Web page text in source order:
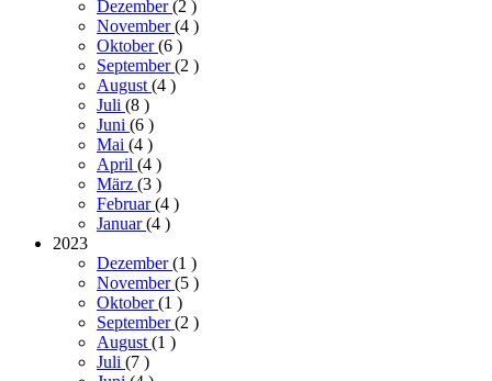
Dezember(2 )
November(4 )
Oktober(6 )
September(2 )
August (4 )
Juli (8 )
Juni (6 )
Mai (4 )
April (4 )
März (3 )
Februar(4 )
Januar(4 )
2023
Dezember(1 )
November(5 )
Oktober(1 )
September(2 )
August (1 )
Juli (7 )